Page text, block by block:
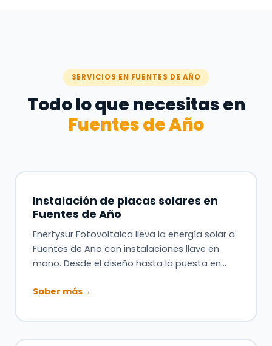
SERVICIOS EN FUENTES DE AÑO
Todo lo que necesitas en
Fuentes de Año
Instalación de placas solares en
Fuentes de Año
Enertysur Fotovoltaica lleva la energía solar a
Fuentes de Año con instalaciones llave en
mano. Desde el diseño hasta la puesta en…
Saber más→